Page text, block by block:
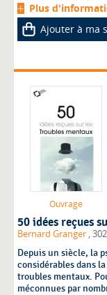
Plus
Ajouter à ma
Ouvrage
50 idées reçues
Bernard Granger ,
Depuis un siècle, la
considérables dans
troubles mentaux.
méconnues par